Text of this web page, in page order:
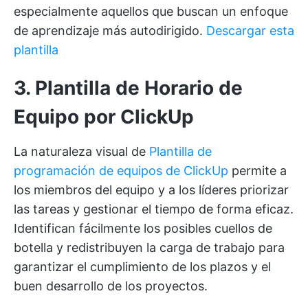
especialmente aquellos que buscan un enfoque
de aprendizaje más autodirigido. Descargar esta
plantilla
3. Plantilla de Horario de
Equipo por ClickUp
La naturaleza visual de Plantilla de
programación de equipos de ClickUp permite a
los miembros del equipo y a los líderes priorizar
las tareas y gestionar el tiempo de forma eficaz.
Identifican fácilmente los posibles cuellos de
botella y redistribuyen la carga de trabajo para
garantizar el cumplimiento de los plazos y el
buen desarrollo de los proyectos.